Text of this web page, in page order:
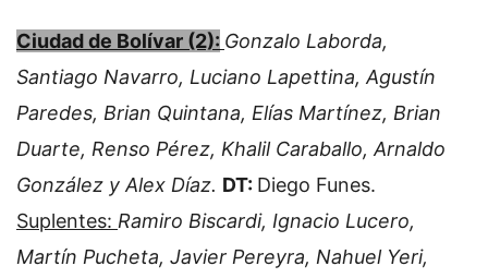
Ciudad de Bolívar (2): Gonzalo Laborda,
Santiago Navarro, Luciano Lapettina, Agustín
Paredes, Brian Quintana, Elías Martínez, Brian
Duarte, Renso Pérez, Khalil Caraballo, Arnaldo
González y Alex Díaz. DT: Diego Funes.
Suplentes: Ramiro Biscardi, Ignacio Lucero,
Martín Pucheta, Javier Pereyra, Nahuel Yeri,